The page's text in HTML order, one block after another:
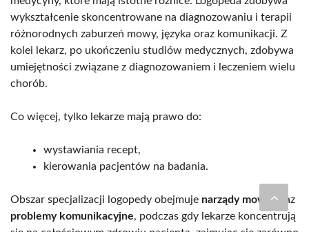
wykształcenie skoncentrowane na diagnozowaniu i terapii
różnorodnych zaburzeń mowy, języka oraz komunikacji. Z
kolei lekarz, po ukończeniu studiów medycznych, zdobywa
umiejętności związane z diagnozowaniem i leczeniem wielu
chorób.
Co więcej, tylko lekarze mają prawo do:
wystawiania recept,
kierowania pacjentów na badania.
Obszar specjalizacji logopedy obejmuje narządy mowyoraz
problemy komunikacyjne, podczas gdy lekarze koncentrują